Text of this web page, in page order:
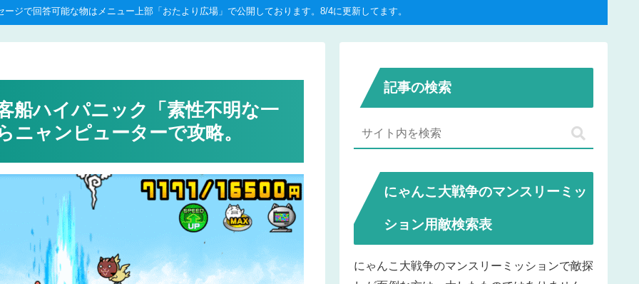
ージで回答可能な物はメニュー上部「おたより広場」で公開しております。8/4に更新してます。
船ハイパニック「素性不明な一
ニャンピューターで攻略。
記事の検索
にゃんこ大戦争のマンスリーミッ
ション用敵検索表
にゃんこ大戦争のマンスリーミッションで敵探